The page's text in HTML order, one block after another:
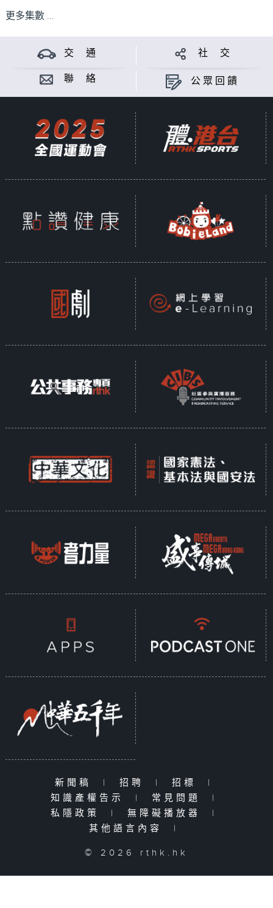
更多集數 ...
交 通 社 交
聯 絡 公眾回饋
新聞稿 | 招聘 | 招標
|
知識產權告示
| 常見問題
|
私隱政策
| 無障礙播放器
|
其他語言內容
|
© 2026 rthk.hk